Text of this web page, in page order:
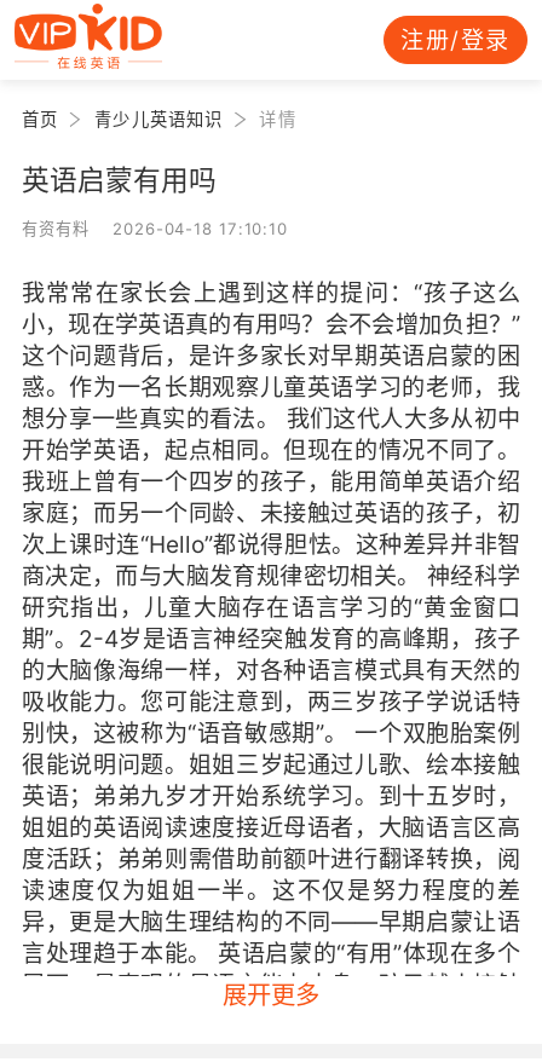
注册/登录
首页 青少儿英语知识 详情
英语启蒙有用吗
有资有料 2026-04-18 17:10:10
我常常在家长会上遇到这样的提问：“孩子这么
小，现在学英语真的有用吗？会不会增加负担？”
这个问题背后，是许多家长对早期英语启蒙的困
惑。作为一名长期观察儿童英语学习的老师，我
想分享一些真实的看法。 我们这代人大多从初中
开始学英语，起点相同。但现在的情况不同了。
我班上曾有一个四岁的孩子，能用简单英语介绍
家庭；而另一个同龄、未接触过英语的孩子，初
次上课时连“Hello”都说得胆怯。这种差异并非智
商决定，而与大脑发育规律密切相关。 神经科学
研究指出，儿童大脑存在语言学习的“黄金窗口
期”。2-4岁是语言神经突触发育的高峰期，孩子
的大脑像海绵一样，对各种语言模式具有天然的
吸收能力。您可能注意到，两三岁孩子学说话特
别快，这被称为“语音敏感期”。 一个双胞胎案例
很能说明问题。姐姐三岁起通过儿歌、绘本接触
英语；弟弟九岁才开始系统学习。到十五岁时，
姐姐的英语阅读速度接近母语者，大脑语言区高
度活跃；弟弟则需借助前额叶进行翻译转换，阅
读速度仅为姐姐一半。这不仅是努力程度的差
异，更是大脑生理结构的不同——早期启蒙让语
言处理趋于本能。 英语启蒙的“有用”体现在多个
层面。最直观的是语言能力本身。孩子越小接触
英语，对语音的辨别能力越强。英语中有许多音
展开更多